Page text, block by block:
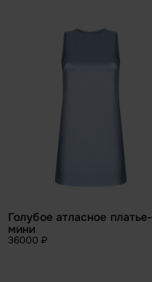
Голубое атласное платье-
мини
36000 ₽